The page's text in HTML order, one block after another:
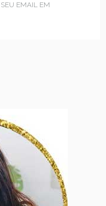
EMAIL EM